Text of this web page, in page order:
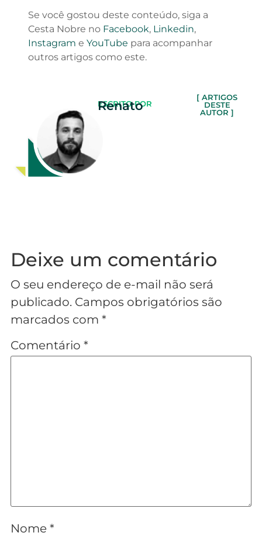
Se você gostou deste conteúdo, siga a
Cesta Nobre no Facebook, Linkedin,
Instagram e YouTube para acompanhar
outros artigos como este.
ESCRITO POR
Renato
[ ARTIGOS
DESTE
AUTOR ]
Deixe um comentário
O seu endereço de e-mail não será
publicado. Campos obrigatórios são
marcados com *
Comentário *
Nome *